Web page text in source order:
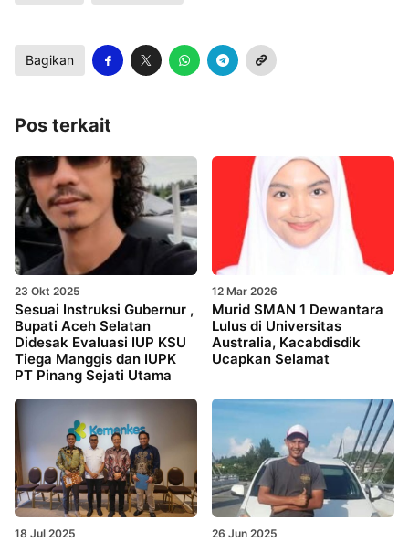
Bagikan
Pos terkait
23 Okt 2025
Sesuai Instruksi Gubernur ,
Bupati Aceh Selatan
Didesak Evaluasi IUP KSU
Tiega Manggis dan IUPK
PT Pinang Sejati Utama
12 Mar 2026
Murid SMAN 1 Dewantara
Lulus di Universitas
Australia, Kacabdisdik
Ucapkan Selamat
18 Jul 2025 26 Jun 2025